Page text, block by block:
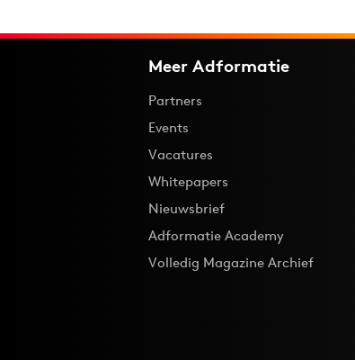
Meer Adformatie
Partners
Events
Vacatures
Whitepapers
Nieuwsbrief
Adformatie Academy
Volledig Magazine Archief